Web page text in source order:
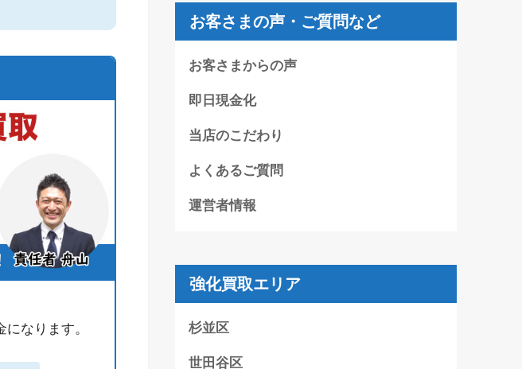
なります。
お客さまの声・ご質問など
お客さまからの声
即日現金化
当店のこだわり
よくあるご質問
運営者情報
強化買取エリア
杉並区
世田谷区